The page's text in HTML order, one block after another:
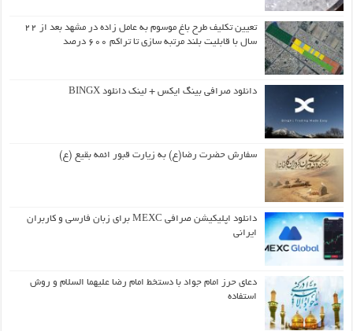
تعیین تکلیف طرح باغ موسوم به عامل زاده در مشهد بعد از ۲۲
سال با قابلیت بلند مرتبه سازی تا تراکم ۶۰۰ درصد
دانلود صرافی بینگ ایکس + لینک دانلود BINGX
سفارش حضرت رضا(ع) به زیارت قبور ائمه بقیع (ع)
دانلود اپلیکیشن صرافی MEXC برای زبان فارسی و کاربران
ایرانی
دعای حرز امام جواد با دستخط امام رضا علیهما السلام و روش
استفاده